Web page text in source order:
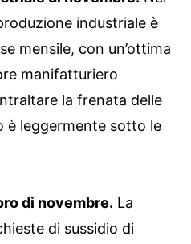
industriale è
mensile, con un’ottima
manifatturiero
la frenata delle
è leggermente sotto le
di novembre. La
di sussidio di